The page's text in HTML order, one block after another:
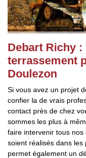
Debart Richy
terrassement
Doulezon
Si vous avez un projet
confier la de vrais
contact près de chez
sommes les plus à
faire intervenir tous
soient réalisés dans
permet également un